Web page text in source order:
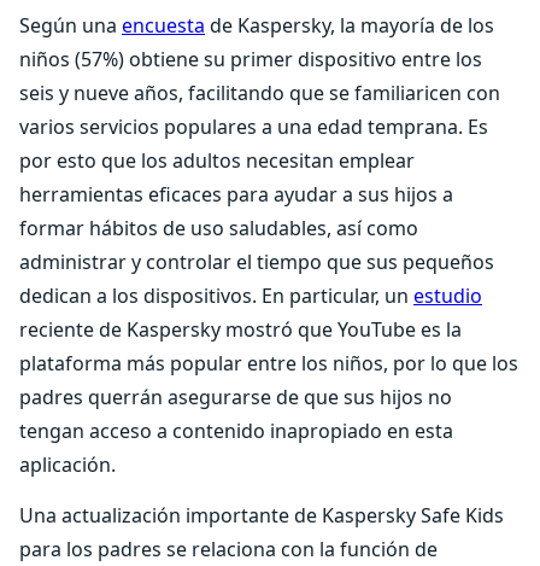
Según una encuesta de Kaspersky, la mayoría de los
niños (57%) obtiene su primer dispositivo entre los
seis y nueve años, facilitando que se familiaricen con
varios servicios populares a una edad temprana. Es
por esto que los adultos necesitan emplear
herramientas eficaces para ayudar a sus hijos a
formar hábitos de uso saludables, así como
administrar y controlar el tiempo que sus pequeños
dedican a los dispositivos. En particular, un estudio
reciente de Kaspersky mostró que YouTube es la
plataforma más popular entre los niños, por lo que los
padres querrán asegurarse de que sus hijos no
tengan acceso a contenido inapropiado en esta
aplicación.
Una actualización importante de Kaspersky Safe Kids
para los padres se relaciona con la función de